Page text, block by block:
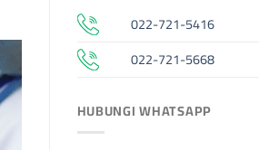
022-721-5416
022-721-5668
HUBUNGI WHATSAPP